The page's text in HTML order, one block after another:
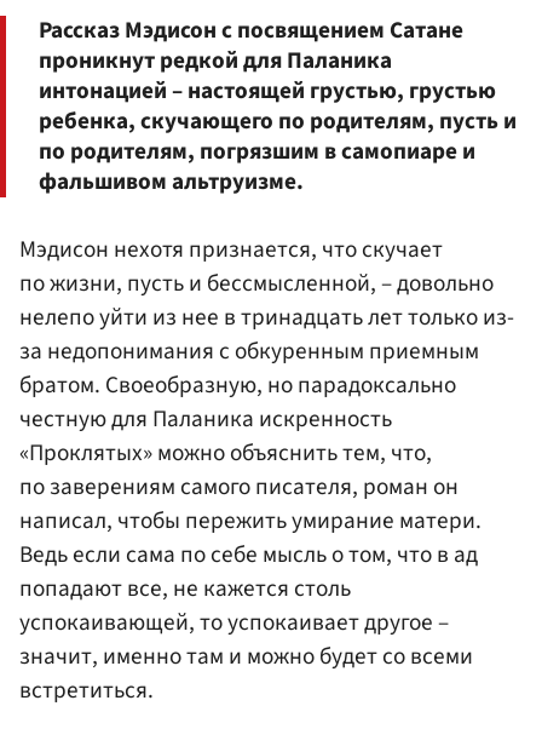
Рассказ Мэдисон с посвящением Сатане
проникнут редкой для Паланика
интонацией – настоящей грустью, грустью
ребенка, скучающего по родителям, пусть и
по родителям, погрязшим в самопиаре и
фальшивом альтруизме.
Мэдисон нехотя признается, что скучает
по жизни, пусть и бессмысленной, – довольно
нелепо уйти из нее в тринадцать лет только из-
за недопонимания с обкуренным приемным
братом. Своеобразную, но парадоксально
честную для Паланика искренность
«Проклятых» можно объяснить тем, что,
по заверениям самого писателя, роман он
написал, чтобы пережить умирание матери.
Ведь если сама по себе мысль о том, что в ад
попадают все, не кажется столь
успокаивающей, то успокаивает другое –
значит, именно там и можно будет со всеми
встретиться.